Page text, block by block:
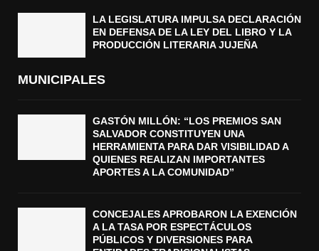
LA LEGISLATURA IMPULSA DECLARACIÓN
EN DEFENSA DE LA LEY DEL LIBRO Y LA
PRODUCCIÓN LITERARIA JUJEÑA
MUNICIPALES
GASTÓN MILLÓN: “LOS PREMIOS SAN
SALVADOR CONSTITUYEN UNA
HERRAMIENTA PARA DAR VISIBILIDAD A
QUIENES REALIZAN IMPORTANTES
APORTES A LA COMUNIDAD”
CONCEJALES APROBARON LA EXENCIÓN
A LA TASA POR ESPECTÁCULOS
PÚBLICOS Y DIVERSIONES PARA